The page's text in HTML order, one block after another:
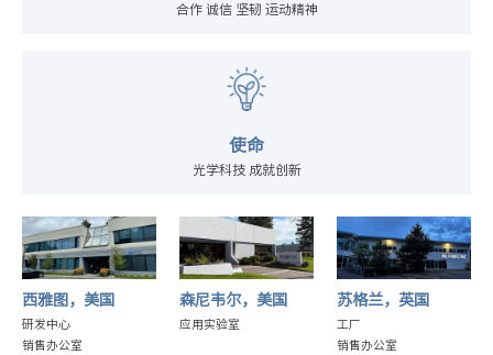
合作 诚信 坚韧 运动精神
使命
光学科技 成就创新
西雅图，美国
研发中心
销售办公室
森尼韦尔，美国
应用实验室
苏格兰，英国
工厂
销售办公室